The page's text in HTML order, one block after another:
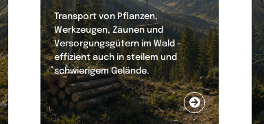
Transport von Pflanzen,
Werkzeugen, Zäunen und
Versorgungsgütern im Wald –
effizient auch in steilem und
schwierigem Gelände.